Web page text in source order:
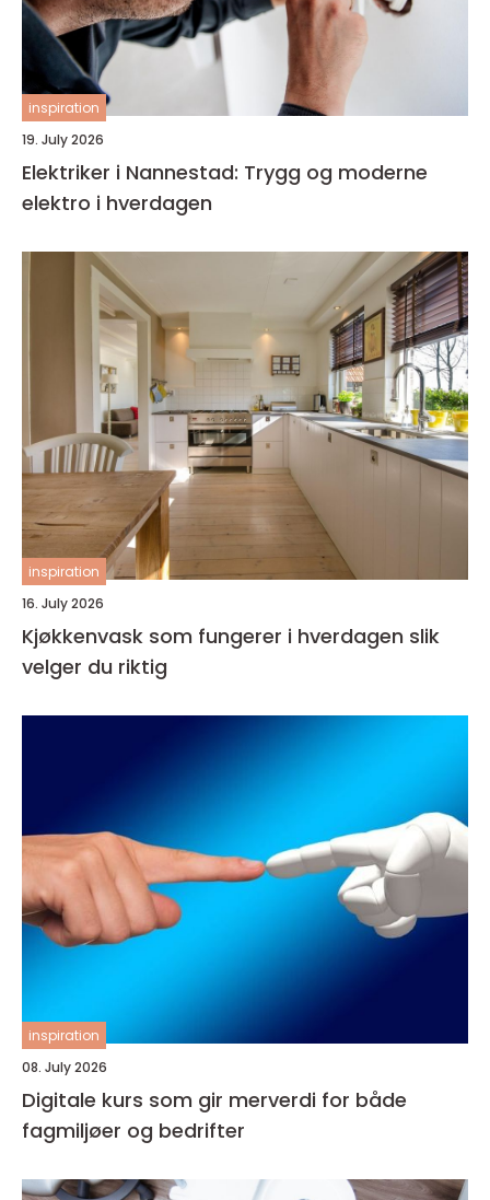
inspiration
19. July 2026
Elektriker i Nannestad: Trygg og moderne
elektro i hverdagen
inspiration
16. July 2026
Kjøkkenvask som fungerer i hverdagen slik
velger du riktig
inspiration
08. July 2026
Digitale kurs som gir merverdi for både
fagmiljøer og bedrifter